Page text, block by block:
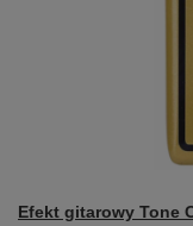
Efekt gitarowy Tone